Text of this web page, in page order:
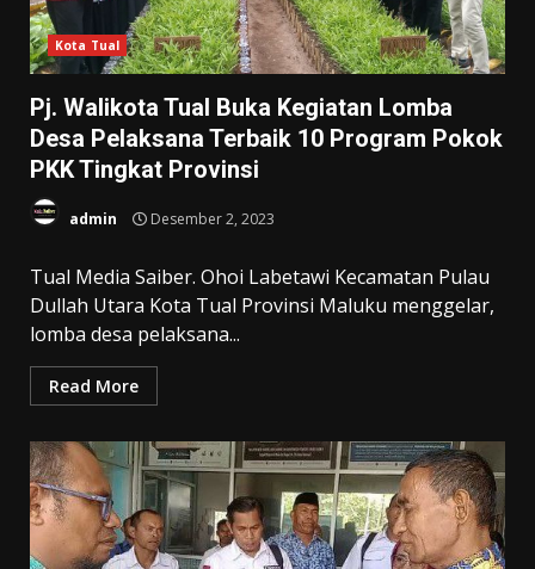
Kota Tual
Pj. Walikota Tual Buka Kegiatan Lomba
Desa Pelaksana Terbaik 10 Program Pokok
PKK Tingkat Provinsi
admin Desember 2, 2023
Tual Media Saiber. Ohoi Labetawi Kecamatan Pulau
Dullah Utara Kota Tual Provinsi Maluku menggelar,
lomba desa pelaksana...
Read More